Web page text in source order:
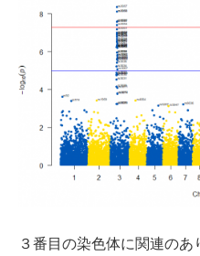
３番目の染色体に関連の